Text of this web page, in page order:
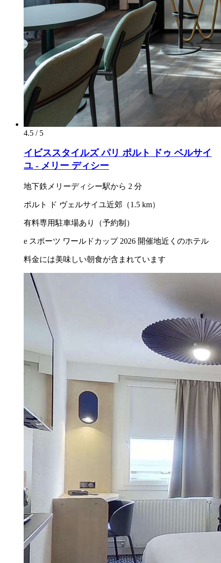
4.5 / 5
イビススタイルズ パリ ポルト ドゥ ベルサイ
ユ - メリー ディシー
地下鉄メリーディシー駅から 2 分
ポルト ド ヴェルサイユ近郊（1.5 km）
有料専用駐車場あり（予約制）
e スポーツ ワールドカップ 2026 開催地近くのホテル
料金には美味しい朝食が含まれています